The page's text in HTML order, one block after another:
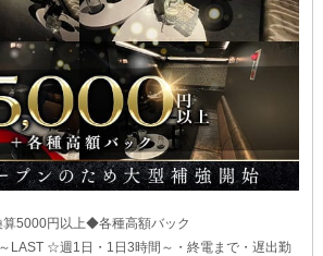
算5000円以上◆各種高額バック
LAST ☆週1日・1日3時間～・終電まで・遅出勤